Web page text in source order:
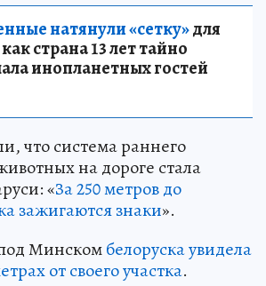
натянули «сетку»для
страна 13 лет тайно
инопланетных гостей
что система раннего
на дороге стала
«За 250 метров до
зажигаются знаки».
Минскомбелоруска увидела
от своего участка.